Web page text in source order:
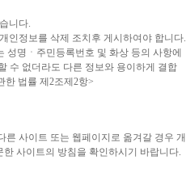
니다.
인정보를 삭제 조치후 게시하여야 합니다.
명ㆍ주민등록번호 및 화상 등의 사항에
수 없더라도 다른 정보와 용이하게 결합
한 법률 제2조제2항>
사이트 또는 웹페이지로 옮겨갈 경우 개
사이트의 방침을 확인하시기 바랍니다.